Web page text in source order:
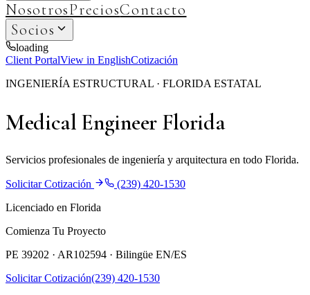
NosotrosPreciosContacto
Socios
loading
Client PortalView in EnglishCotización
INGENIERÍA ESTRUCTURAL · FLORIDA ESTATAL
Medical Engineer Florida
Servicios profesionales de ingeniería y arquitectura en todo Florida.
Solicitar Cotización
(239) 420-1530
Licenciado en Florida
Comienza Tu Proyecto
PE 39202 · AR102594 · Bilingüe EN/ES
Solicitar Cotización(239) 420-1530